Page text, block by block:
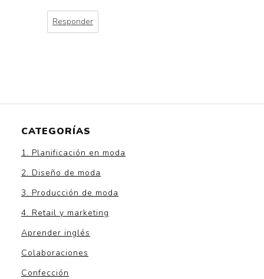
Responder
CATEGORÍAS
1. Planificación en moda
2. Diseño de moda
3. Producción de moda
4. Retail y marketing
Aprender inglés
Colaboraciones
Confección